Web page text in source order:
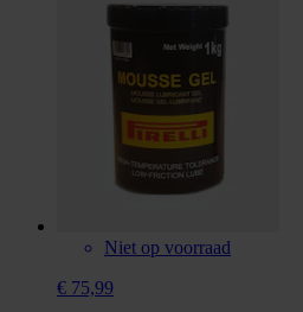
Niet op voorraad
€ 75,99